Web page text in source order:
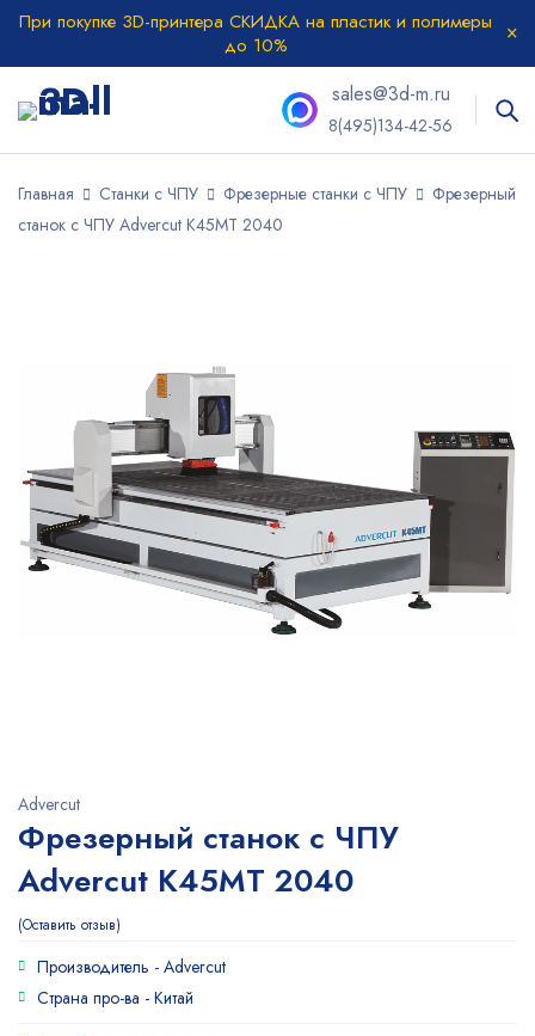
При покупке 3D-принтера СКИДКА на пластик и полимеры
до 10%
sales@3d-m.ru
8(495)134-42-56
Главная Станки с ЧПУ Фрезерные станки с ЧПУ
Фрезерный
станок с ЧПУ Advercut K45MT 2040
Advercut
Фрезерный станок с ЧПУ
Advercut K45MT 2040
Оставить отзыв
Производитель - Advercut
Страна про-ва - Китай